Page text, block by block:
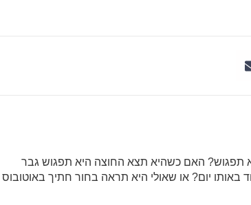
תפגוש? האם כשהיא תצא החוצה היא תפגוש גבר
לו 7 ילדים והם ימותו ביחד באותו יום? או שאולי היא תראה בחור חתיך באוטובוס